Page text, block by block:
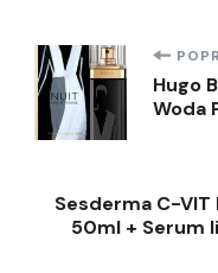
wpisu
Hugo
Woda
Sesderma C-
50ml + Serum